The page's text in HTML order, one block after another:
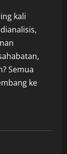
kali
Semua
ke